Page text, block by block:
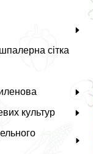
сітка
культур